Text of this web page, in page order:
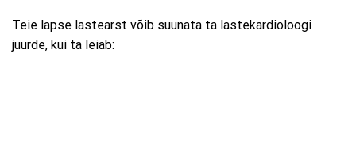
Teie lapse lastearst võib suunata ta lastekardioloogi
juurde, kui ta leiab: